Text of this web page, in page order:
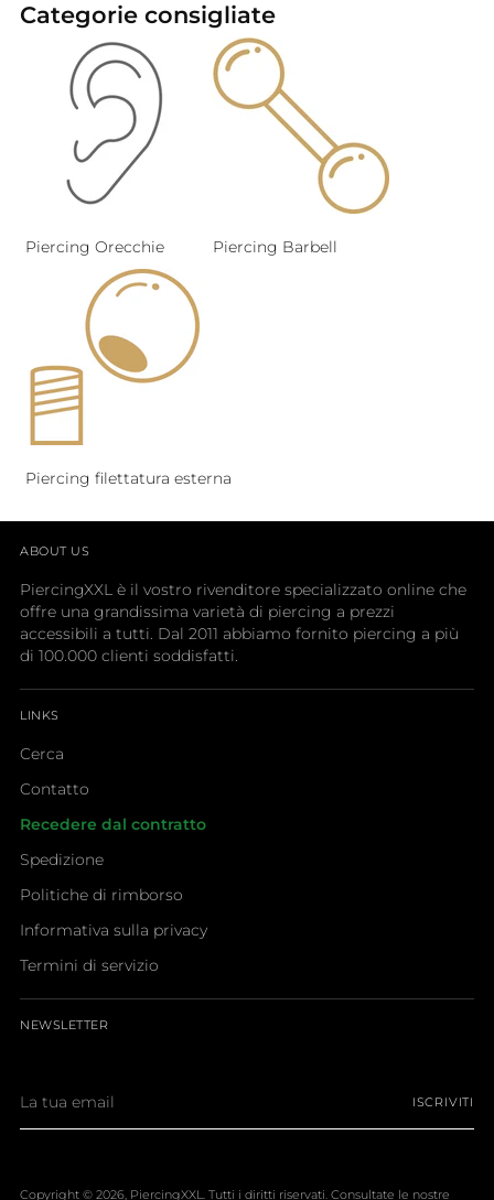
Categorie consigliate
Piercing Orecchie Piercing Barbell
Piercing filettatura esterna
ABOUT US
PiercingXXL è il vostro rivenditore specializzato online che
offre una grandissima varietà di piercing a prezzi
accessibili a tutti. Dal 2011 abbiamo fornito piercing a più
di 100.000 clienti soddisfatti.
LINKS
Cerca
Contatto
Recedere dal contratto
Spedizione
Politiche di rimborso
Informativa sulla privacy
Termini di servizio
NEWSLETTER
tua
email
ISCRIVITI
Copyright © 2026, PiercingXXL. Tutti i diritti riservati. Consultate le nostre